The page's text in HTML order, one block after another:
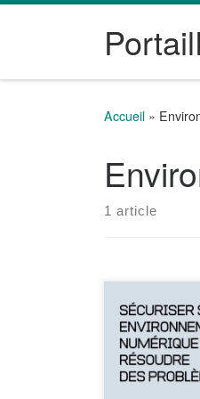
Accueil »
1 article
Ce module
suivantes :
navigation
problèmes
VPN Les